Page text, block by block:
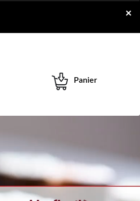
×
Panier